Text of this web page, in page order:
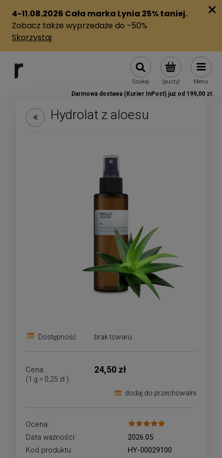
(pusty)
Szukaj Menu
Darmowa dostawa (Kurier InPost) już od 199,00 zł.
Hydrolat z aloesu
Dostępność: brak towaru
Cena: 24,50 zł
(1 g = 0,25 zł )
dodaj do przechowalni
Ocena:
Data ważności:
2026.05
Kod produktu:
HY-00029100